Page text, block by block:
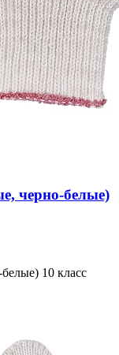
черно-белые)
10 класс